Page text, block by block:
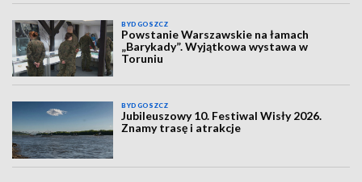
BYDGOSZCZ
Powstanie Warszawskie na łamach
„Barykady”. Wyjątkowa wystawa w
Toruniu
BYDGOSZCZ
Jubileuszowy 10. Festiwal Wisły 2026.
Znamy trasę i atrakcje